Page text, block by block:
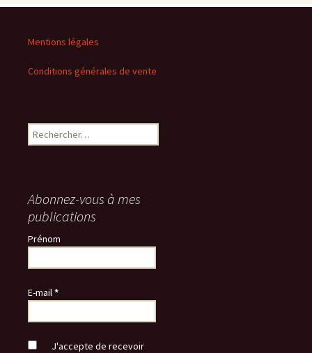
Mentions légales
Conditions générales de vente
Rechercher :
Abonnez-vous à mes
publications
Prénom
E-mail*
J'accepte de recevoir